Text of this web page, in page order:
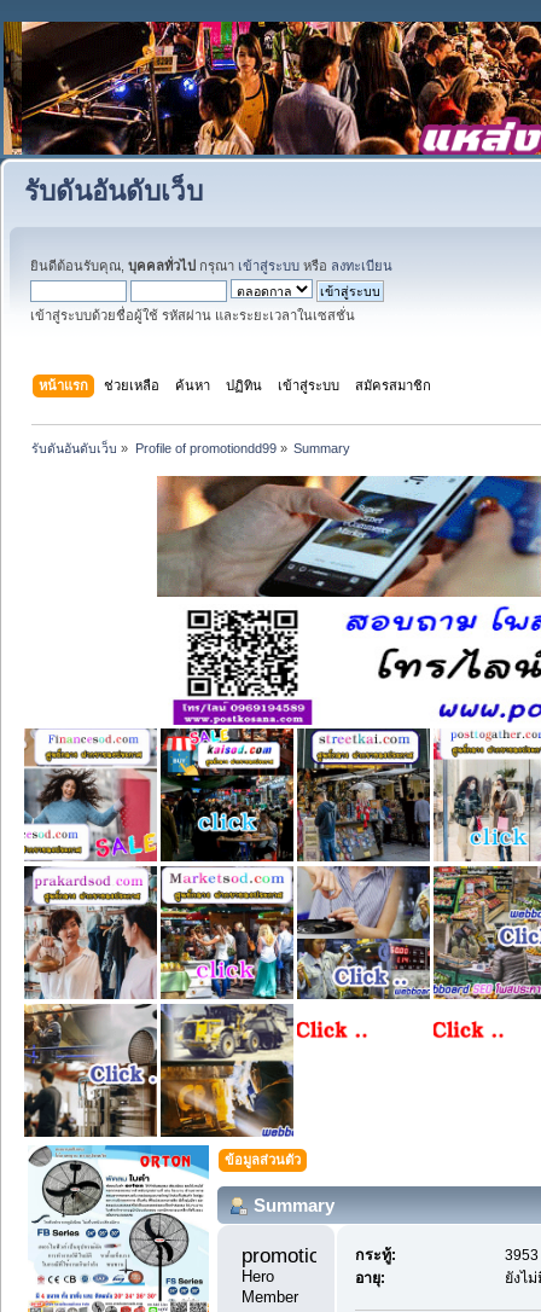
รับดันอันดับเว็บ
ยินดีต้อนรับคุณ, บุคคลทั่วไป กรุณา เข้าสู่ระบบ หรือ ลงทะเบียน
เข้าสู่ระบบด้วยชื่อผู้ใช้ รหัสผ่าน และระยะเวลาในเซสชั่น
หน้าแรก ช่วยเหลือ ค้นหา ปฏิทิน เข้าสู่ระบบ สมัครสมาชิก
รับดันอันดับเว็บ » Profile of promotiondd99» Summary
ข้อมูลส่วนตัว
Summary
promotiondd99
Hero
Member
กระทู้:
อายุ:
ยังไ